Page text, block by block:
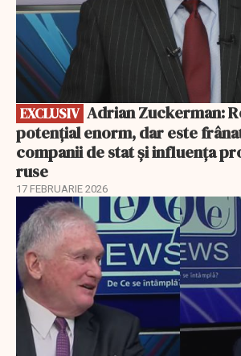
EXCLUSIV
potențial enorm, dar este
companii de stat și influența
ruse
17 FEBRUARIE 2026
EXCLUSIV